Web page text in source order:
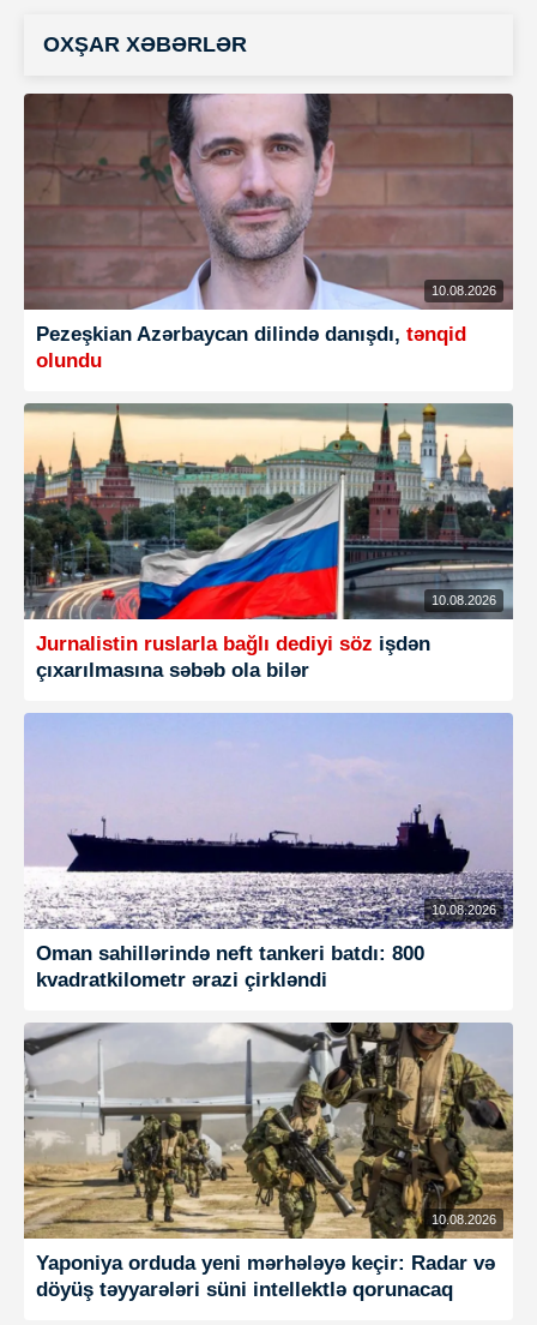
OXŞAR XƏBƏRLƏR
10.08.2026
Pezeşkian Azərbaycan dilində danışdı, tənqid
olundu
10.08.2026
Jurnalistin ruslarla bağlı dediyi söz işdən
çıxarılmasına səbəb ola bilər
10.08.2026
Oman sahillərində neft tankeri batdı: 800
kvadratkilometr ərazi çirkləndi
10.08.2026
Yaponiya orduda yeni mərhələyə keçir: Radar və
döyüş təyyarələri süni intellektlə qorunacaq